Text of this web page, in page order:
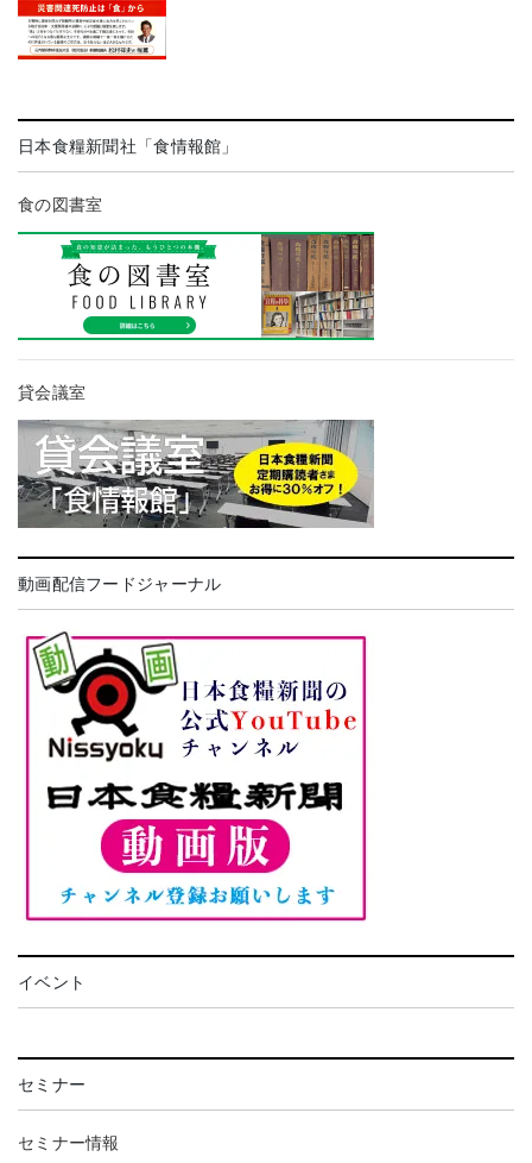
日本食糧新聞社「食情報館」
食の図書室
貸会議室
動画配信フードジャーナル
イベント
セミナー
セミナー情報